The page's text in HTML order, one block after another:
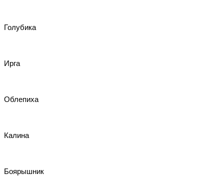
Голубика
Ирга
Облепиха
Калина
Боярышник